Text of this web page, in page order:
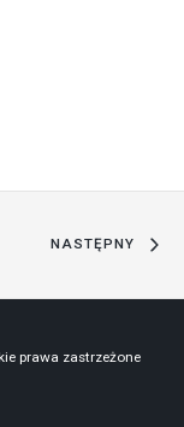
NASTĘPNY
prawa zastrzeżone